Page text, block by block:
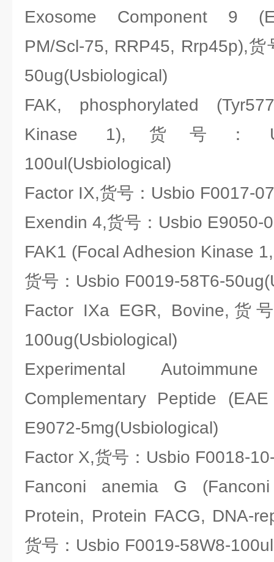
Exosome Component 9
PM/Scl-75, RRP45, Rrp45p),
50ug(Usbiological)
FAK, phosphorylated
Kinase 1),货号：
100ul(Usbiological)
Factor IX,货号：Usbio F0017-
Exendin 4,货号：Usbio E9050-
FAK1 (Focal Adhesion Kinase
货号：Usbio F0019-58T6-
Factor IXa EGR, Bovine,货
100ug(Usbiological)
Experimental Autoimmune
Complementary Peptide
E9072-5mg(Usbiological)
Factor X,货号：Usbio F0018-
Fanconi anemia G
Protein, Protein FACG, DNA-
货号：Usbio F0019-58W8-